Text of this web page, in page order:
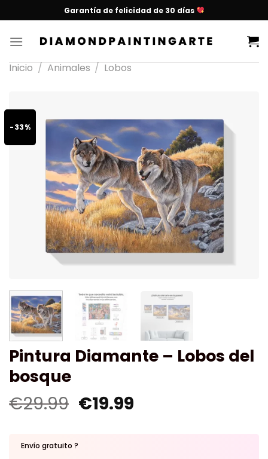
Garantía de felicidad de 30 días
Inicio / Animales / Lobos
-33%
Pintura Diamante – Lobos del
bosque
€29.99 €19.99
Envío gratuito ?